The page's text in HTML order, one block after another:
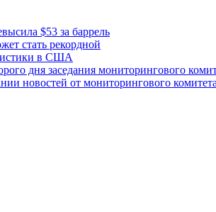
$53 за баррель
стать рекордной
в США
дня заседания мониторингового
новостей от мониторингового